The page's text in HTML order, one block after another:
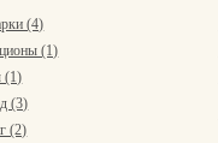
(4)
(1)
(1)
(3)
(2)